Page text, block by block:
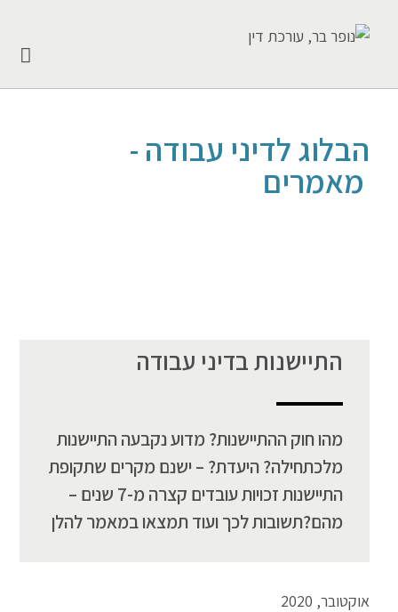
הבלוג לדיני עבודה -
מאמרים
התיישנות בדיני עבודה
מהו חוק ההתיישנות? מדוע נקבעה התיישנות
מלכתחילה? היעדת? – ישנם מקרים שתקופת
התיישנות זכויות עובדים קצרה מ-7 שנים –
מהם?תשובות לכך ועוד תמצאו במאמר להלן
אוקטובר, 2020